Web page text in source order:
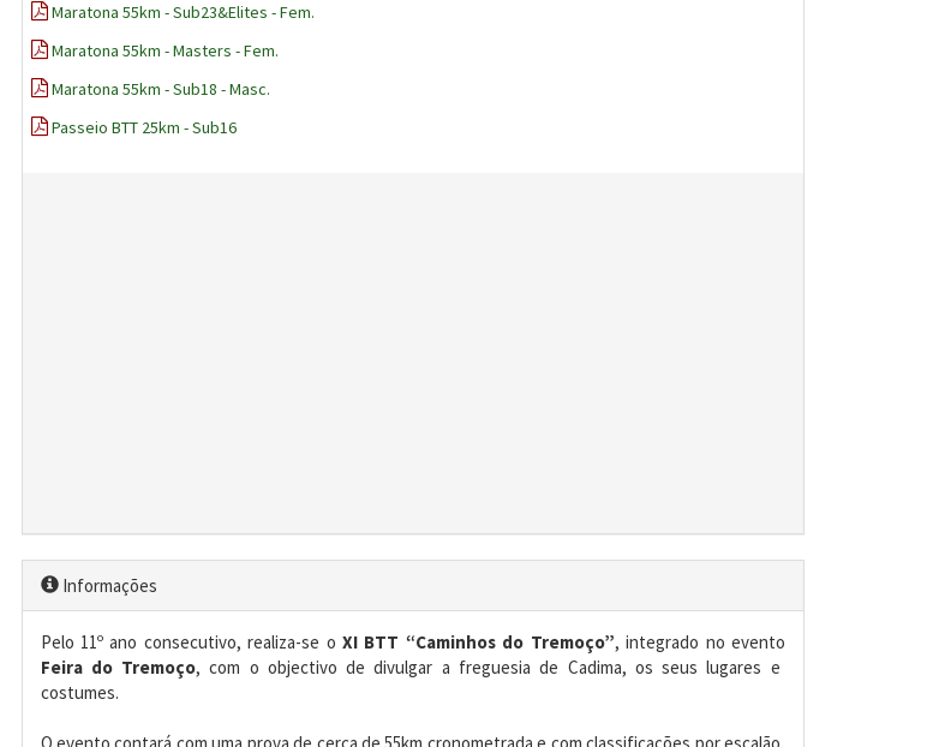
Maratona 55km - Sub23&Elites - Fem.
Maratona 55km - Masters - Fem.
Maratona 55km - Sub18 - Masc.
Passeio BTT 25km - Sub16
Informações
Pelo 11º ano consecutivo, realiza-se o XI BTT “Caminhos do Tremoço”, integrado no evento
Feira do Tremoço, com o objectivo de divulgar a freguesia de Cadima, os seus lugares e
costumes.